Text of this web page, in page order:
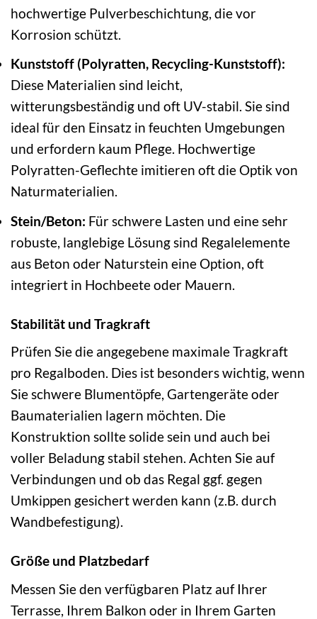
hochwertige Pulverbeschichtung, die vor
Korrosion schützt.
Kunststoff (Polyratten, Recycling-Kunststoff):
Diese Materialien sind leicht,
witterungsbeständig und oft UV-stabil. Sie sind
ideal für den Einsatz in feuchten Umgebungen
und erfordern kaum Pflege. Hochwertige
Polyratten-Geflechte imitieren oft die Optik von
Naturmaterialien.
Stein/Beton: Für schwere Lasten und eine sehr
robuste, langlebige Lösung sind Regalelemente
aus Beton oder Naturstein eine Option, oft
integriert in Hochbeete oder Mauern.
Stabilität und Tragkraft
Prüfen Sie die angegebene maximale Tragkraft
pro Regalboden. Dies ist besonders wichtig, wenn
Sie schwere Blumentöpfe, Gartengeräte oder
Baumaterialien lagern möchten. Die
Konstruktion sollte solide sein und auch bei
voller Beladung stabil stehen. Achten Sie auf
Verbindungen und ob das Regal ggf. gegen
Umkippen gesichert werden kann (z.B. durch
Wandbefestigung).
Größe und Platzbedarf
Messen Sie den verfügbaren Platz auf Ihrer
Terrasse, Ihrem Balkon oder in Ihrem Garten